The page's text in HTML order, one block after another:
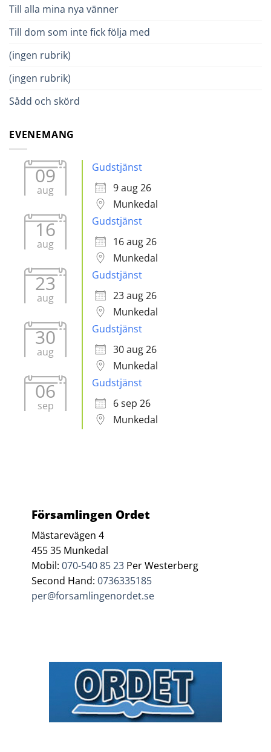
Till alla mina nya vänner
Till dom som inte fick följa med
(ingen rubrik)
(ingen rubrik)
Sådd och skörd
EVENEMANG
09
aug
Gudstjänst
9 aug 26
Munkedal
16
aug
Gudstjänst
16 aug 26
Munkedal
23
aug
Gudstjänst
23 aug 26
Munkedal
30
aug
Gudstjänst
30 aug 26
Munkedal
06
sep
Gudstjänst
6 sep 26
Munkedal
Församlingen Ordet
Mästarevägen 4
455 35 Munkedal
Mobil:070-540 85 23 Per Westerberg
Second Hand:0736335185
per@forsamlingenordet.se